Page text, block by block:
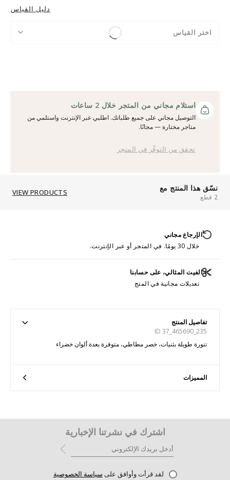
دليل القياس
اختر القياس
استلام مجاني من المتجر خلال 2 ساعات
التوصيل مجاني على جميع طلباتك. اطلبي عبر الإنترنت واستلمي من
متاجر مختارة — مجانًا.
تحقق من التوفّر في المتجر
نسّق هذا المنتج مع
2 قطع
VIEW PRODUCTS
الإرجاع مجاني
خلال 30 يومًا. في المتجر أو عبر الإنترنت.
الفيت المثالي، على حسابنا
تعديلات مجانية في المتج
تفاصيل المنتج
ID 37_465690_235
تنورة طويلة بثنيات، خصر مطاطي، متوفرة بعدة ألوان خضراء
المميزات
اشترك في نشرتنا الإخبارية
لقد قرأت وأوافق على سياسة الخصوصية